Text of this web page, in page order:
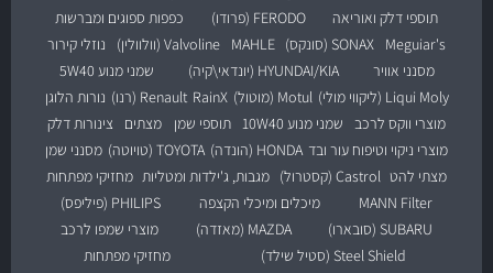
תוספי דלק ואוריאה
FERODO (פרודו)
כפפות ספוגים ומברשות
Meguiar's
SONAX (סונקס) MAHLE Valvoline (וולוולין)
נוזלי קירור
מסנני אוויר
HYUNDAI/KIA (יונדאי\קיה)
שמני מנוע 5W40
Liqui Moly (ליקווי מולי)
Motul (מוטול) RainX Renault (רנו)
נורות הלוגן
מוצרי ווקס לרכב
שמני מנוע 10W40 תוספי שמן מצתים
צינורות דלק
מוצרי ניקוי וטיפוח עור ובד HONDA (הונדה) TOYOTA (טויוטה)
מסנני שמן
מצתי להט Castrol (קסטרול) מגבות, ג'ילדות ומטליות מחזיקי מפתחות
MANN Filter
מיכלים ומיכלי הקצפה
PHILIPS (פיליפס)
SUBARU (סובארו)
MAZDA (מאזדה)
מוצרי שמפו לרכב
Steel Shield (סטיל שילד)
מחזיקי מפתחות